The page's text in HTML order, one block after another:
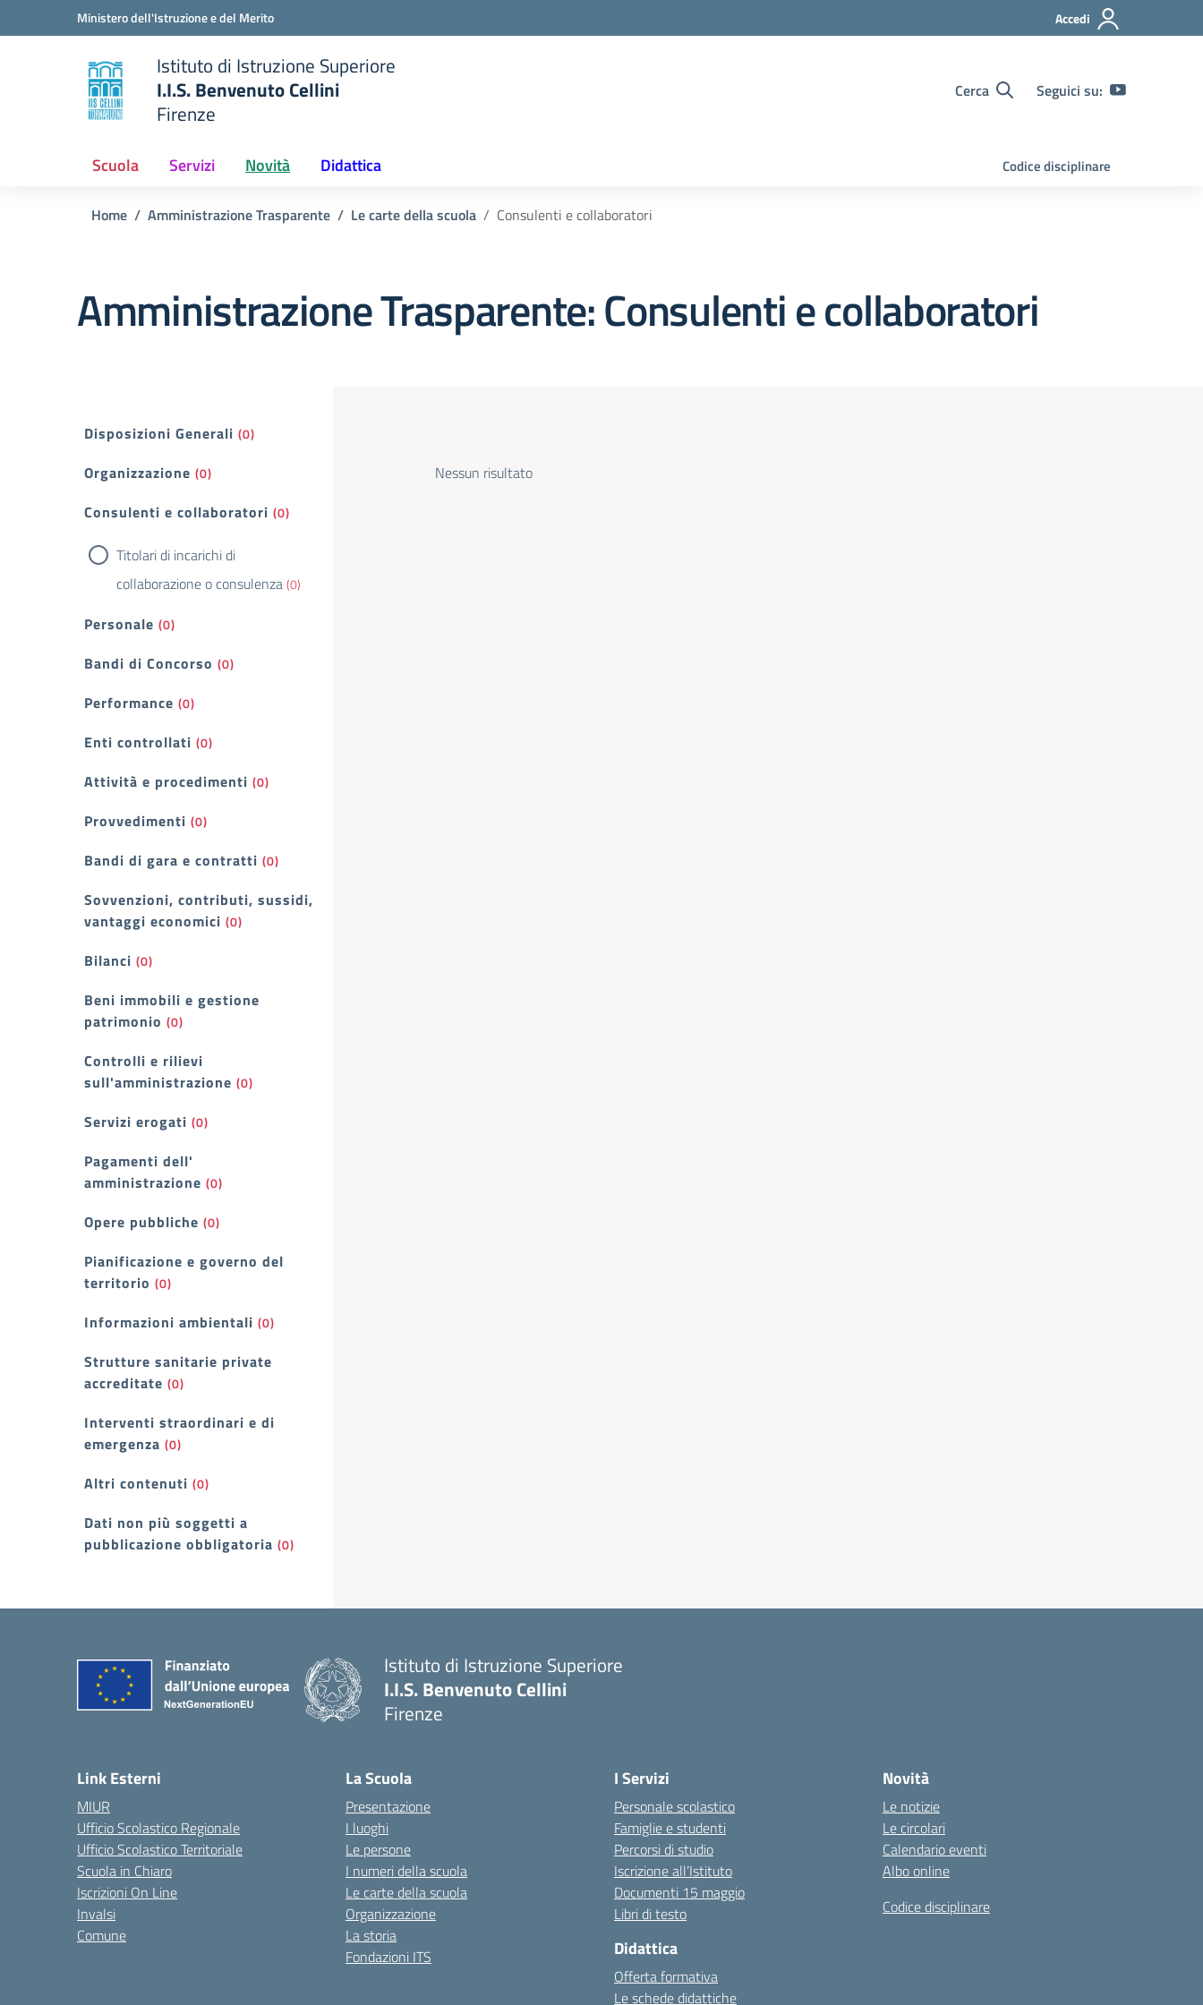
Vai ai contenuti
Vai al menu di navigazioneMinistero dell'Istruzione e del Merito Accedi
scuola
Istituto di Istruzione Superiore
I.I.S. Benvenuto Cellini
Firenze
Cerca Seguici su:
Scuola Servizi Novità Didattica Codice disciplinare
Home Amministrazione Trasparente Le carte della scuola Consulenti e collaboratori
Amministrazione Trasparente:Consulenti e collaboratori
Filtri
Disposizioni Generali (0)
Organizzazione (0)
Consulenti e collaboratori (0)
Titolari di incarichi di
collaborazione o consulenza(0)
Personale (0)
Bandi di Concorso (0)
Performance (0)
Enti controllati (0)
Attività e procedimenti (0)
Provvedimenti (0)
Bandi di gara e contratti (0)
Sovvenzioni, contributi, sussidi,
vantaggi economici (0)
Bilanci (0)
Beni immobili e gestione
patrimonio (0)
Controlli e rilievi
sull'amministrazione (0)
Servizi erogati (0)
Pagamenti dell'
amministrazione (0)
Opere pubbliche (0)
Pianificazione e governo del
territorio (0)
Informazioni ambientali (0)
Strutture sanitarie private
accreditate (0)
Interventi straordinari e di
emergenza (0)
Altri contenuti (0)
Dati non più soggetti a
pubblicazione obbligatoria (0)
Nessun risultato
Istituto di Istruzione Superiore
I.I.S. Benvenuto Cellini
Firenze
Link Esterni
MIUR
Ufficio Scolastico Regionale
Ufficio Scolastico Territoriale
Scuola in Chiaro
Iscrizioni On Line
Invalsi
Comune
La Scuola
Presentazione
I luoghi
Le persone
I numeri della scuola
Le carte della scuola
Organizzazione
La storia
Fondazioni ITS
I Servizi
Personale scolastico
Famiglie e studenti
Percorsi di studio
Iscrizione all’Istituto
Documenti 15 maggio
Libri di testo
Didattica
Offerta formativa
Le schede didattiche
Novità
Le notizie
Le circolari
Calendario eventi
Albo online
Codice disciplinare